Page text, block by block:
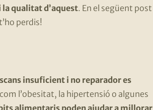
qualitat d’aquest. En el següent post
perdis!
insuficient i no reparador es
com l’obesitat, la hipertensió o algunes
alimentaris poden ajudar a millorar